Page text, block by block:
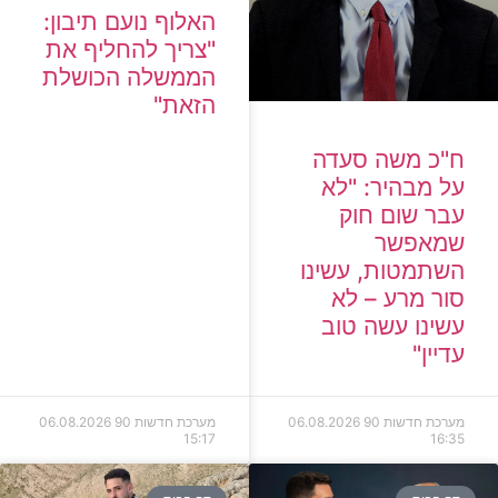
משה סעדה
מבהיר: "לא
שום חוק
עשינו
מרע – לא
עשה טוב
חדשות 90
06.08.2026
האלוף נועם תיבון:
"צריך להחליף את
הממשלה הכושלת
הזאת"
מערכת חדשות 90
06.08.2026